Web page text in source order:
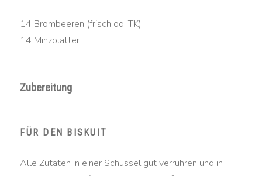
14 Brombeeren (frisch od. TK)
14 Minzblätter
Zubereitung
FÜR DEN BISKUIT
Alle Zutaten in einer Schüssel gut verrühren und in